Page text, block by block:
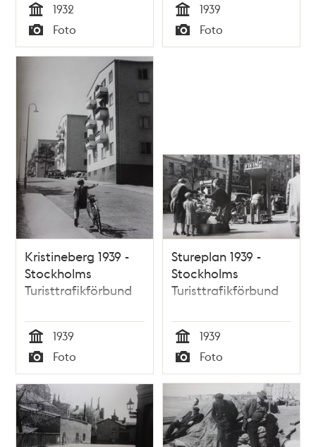
Tid
1932
Typ
Foto Tid
1939
Typ
Foto
Kristineberg 1939 -
Stockholms
Turisttrafikförbund
Tid
1939
Typ
Foto
Stureplan 1939 -
Stockholms
Turisttrafikförbund
Tid
1939
Typ
Foto